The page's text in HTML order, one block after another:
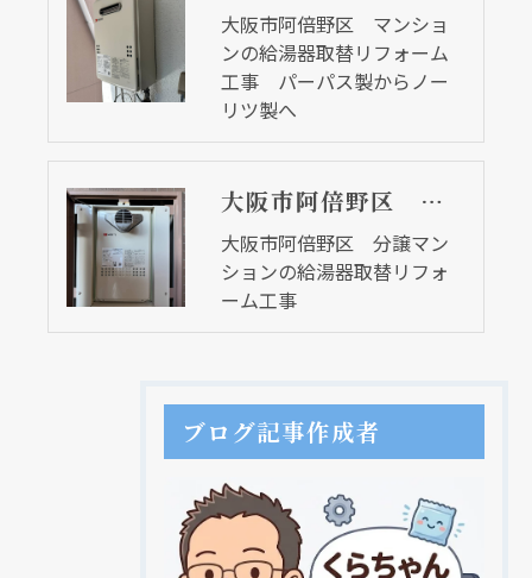
大阪市阿倍野区 マンショ
ンの給湯器取替リフォーム
工事 パーパス製からノー
リツ製へ
大阪市阿倍野区 分譲マンションの給湯器取替リフォーム工事
大阪市阿倍野区 分譲マン
ションの給湯器取替リフォ
ーム工事
ブログ記事作成者